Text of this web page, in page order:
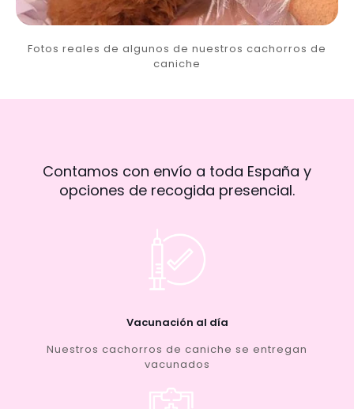
Fotos reales de algunos de nuestros cachorros de
caniche
Contamos con envío a toda España y
opciones de recogida presencial.
Vacunación al día
Nuestros cachorros de caniche se entregan
vacunados